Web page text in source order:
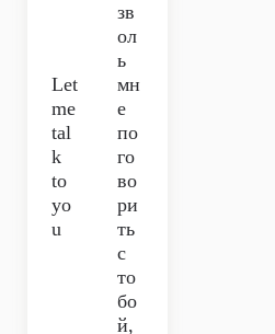
Let
me
tal
k
to
yo
u
зв
ол
ь
мн
е
по
го
во
ри
ть
с
то
бо
й,